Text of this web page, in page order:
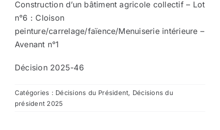
Nous contacter
Aller au site de la CCVG
Construction d’un bâtiment agricole collectif – Lot
n°6 : Cloison
peinture/carrelage/faïence/Menuiserie intérieure –
Avenant n°1
Décision 2025-46
Catégories : Décisions du Président, Décisions du
président 2025